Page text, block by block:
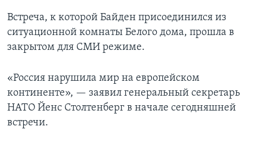
Встреча, к которой Байден присоединился из
ситуационной комнаты Белого дома, прошла в
закрытом для СМИ режиме.
«Россия нарушила мир на европейском
континенте», — заявил генеральный секретарь
НАТО Йенс Столтенберг в начале сегодняшней
встречи.